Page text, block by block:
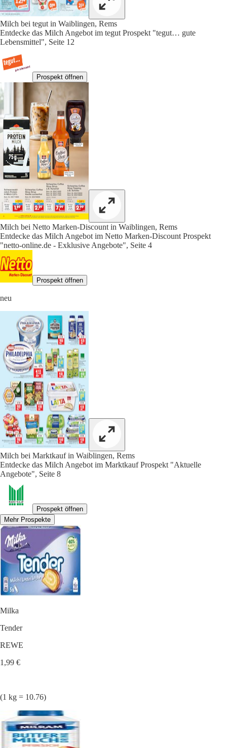
Milch bei tegut in Waiblingen, Rems
Entdecke das Milch Angebot im tegut Prospekt "tegut… gute
Lebensmittel", Seite 12
Prospekt öffnen
Milch bei Netto Marken-Discount in Waiblingen, Rems
Entdecke das Milch Angebot im Netto Marken-Discount Prospekt
"netto-online.de - Exklusive Angebote", Seite 4
Prospekt öffnen
neu
Milch bei Marktkauf in Waiblingen, Rems
Entdecke das Milch Angebot im Marktkauf Prospekt "Aktuelle
Angebote", Seite 8
Prospekt öffnen
Mehr Prospekte
Milka
Tender
REWE
1,99 €
(1 kg = 10.76)